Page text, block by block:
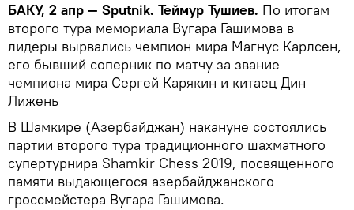
БАКУ, 2 апр — Sputnik. Теймур Тушиев. По итогам
второго тура мемориала Вугара Гашимова в
лидеры вырвались чемпион мира Магнус Карлсен,
его бывший соперник по матчу за звание
чемпиона мира Сергей Карякин и китаец Дин
Лижень
В Шамкире (Азербайджан) накануне состоялись
партии второго тура традиционного шахматного
супертурнира Shamkir Chess 2019, посвященного
памяти выдающегося азербайджанского
гроссмейстера Вугара Гашимова.